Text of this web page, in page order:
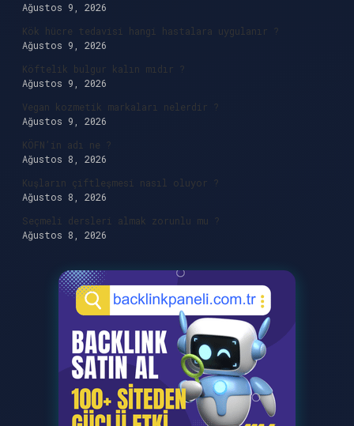
Ağustos 9, 2026
Kök hücre tedavisi hangi hastalara uygulanır ?
Ağustos 9, 2026
Köftelik bulgur kalın mıdır ?
Ağustos 9, 2026
Vegan kozmetik markaları nelerdir ?
Ağustos 9, 2026
KÖFN’in adı ne ?
Ağustos 8, 2026
Kuşların çiftleşmesi nasıl oluyor ?
Ağustos 8, 2026
Seçmeli dersleri almak zorunlu mu ?
Ağustos 8, 2026